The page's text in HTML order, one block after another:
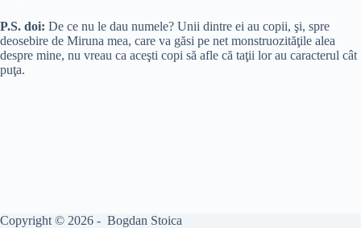
P.S. doi: De ce nu le dau numele? Unii dintre ei au copii, şi, spre
deosebire de Miruna mea, care va găsi pe net monstruozităţile alea
despre mine, nu vreau ca aceşti copi să afle că taţii lor au caracterul cât
puţa.
Copyright © 2026 - Bogdan Stoica